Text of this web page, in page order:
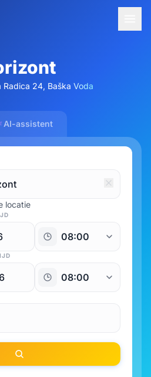
24, Baška Voda
AI-assistent
locatie